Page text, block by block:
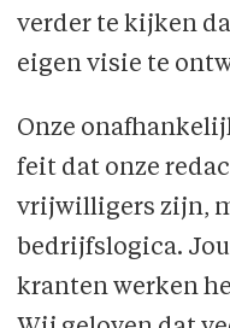
verder te kijken
eigen visie te
Onze
feit dat onze
vrijwilligers zijn,
bedrijfslogica.
kranten werken